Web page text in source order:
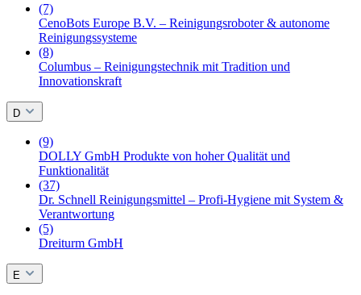
(7)
CenoBots Europe B.V. – Reinigungsroboter & autonome
Reinigungssysteme
(8)
Columbus – Reinigungstechnik mit Tradition und
Innovationskraft
D
(9)
DOLLY GmbH Produkte von hoher Qualität und
Funktionalität
(37)
Dr. Schnell Reinigungsmittel – Profi-Hygiene mit System &
Verantwortung
(5)
Dreiturm GmbH
E